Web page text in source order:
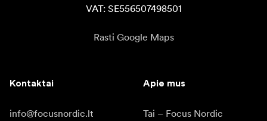
VAT: SE556507498501
Rasti Google Maps
Kontaktai
info@focusnordic.lt
Apie mus
Tai – Focus Nordic